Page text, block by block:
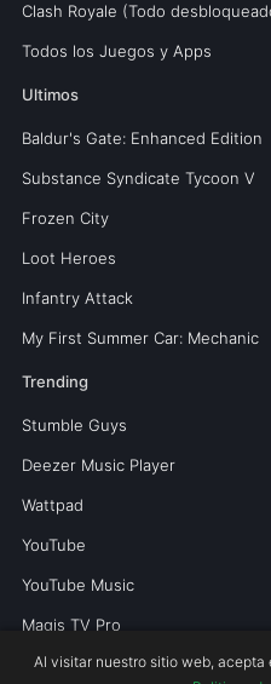
Clash Royale (Todo
Todos los Juegos y Apps
Ultimos
Baldur's Gate: Enhanced Edition
Substance Syndicate Tycoon V
Frozen City
Loot Heroes
Infantry Attack
My First Summer Car: Mechanic
Trending
Stumble Guys
Deezer Music Player
Wattpad
YouTube
YouTube Music
Magis TV Pro
Al visitar nuestro sitio web,